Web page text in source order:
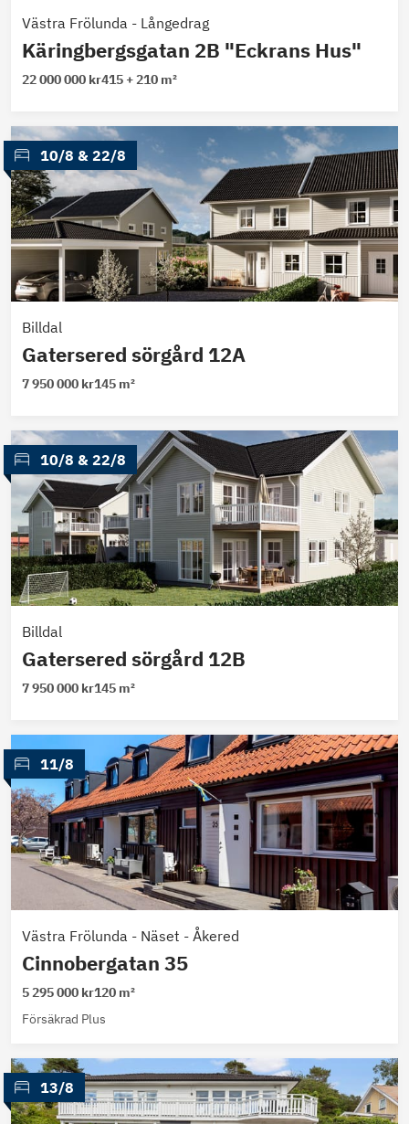
Västra Frölunda - Långedrag
Käringbergsgatan 2B "Eckrans Hus"
22 000 000 kr415 + 210 m²
10/8 & 22/8
Billdal
Gatersered sörgård 12A
7 950 000 kr145 m²
10/8 & 22/8
Billdal
Gatersered sörgård 12B
7 950 000 kr145 m²
11/8
Västra Frölunda - Näset - Åkered
Cinnobergatan 35
5 295 000 kr120 m²
Försäkrad Plus
13/8